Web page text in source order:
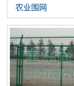
农业围网